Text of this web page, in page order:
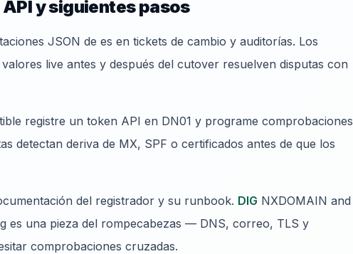
y siguientes pasos
JSON de es en tickets de cambio y auditorías. Los
live antes y después del cutover resuelven disputas con
registre un token API en DN01 y programe comprobaciones
detectan deriva de MX, SPF o certificados antes de que los
del registrador y su runbook. DIG NXDOMAIN and
es una pieza del rompecabezas — DNS, correo, TLS y
comprobaciones cruzadas.